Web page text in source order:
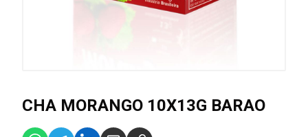
CHA MORANGO 10X13G BARAO